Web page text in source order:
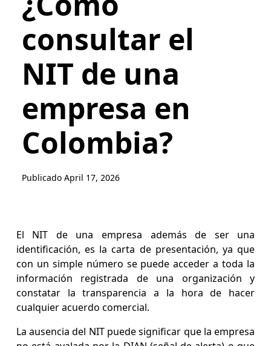
consultar el
NIT de una
empresa en
Colombia?
Publicado April 17, 2026
El NIT de una empresa además de ser una
identificación, es la carta de presentación, ya que
con un simple número se puede acceder a toda la
información registrada de una organización y
constatar la transparencia a la hora de hacer
cualquier acuerdo comercial.
La ausencia del NIT puede significar que la empresa